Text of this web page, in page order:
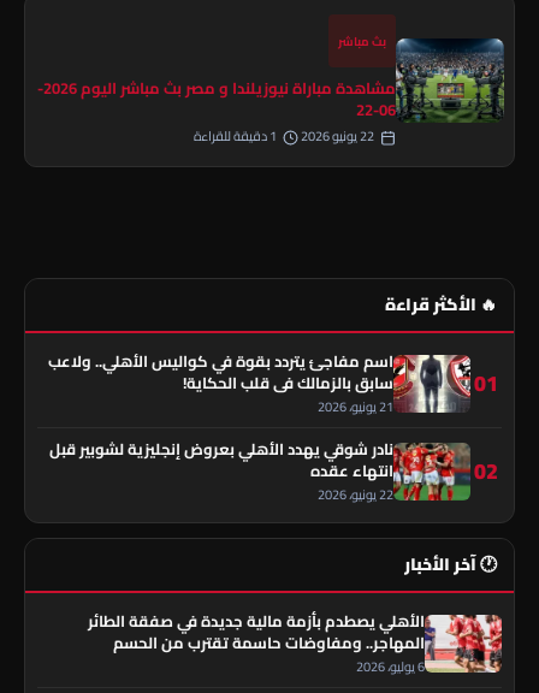
بث مباشر
مشاهدة مباراة نيوزيلندا و مصر بث مباشر اليوم 2026-
06-22
🔥 الأكثر قراءة
01
اسم مفاجئ يتردد بقوة في كواليس الأهلي.. ولاعب
سابق بالزمالك في قلب الحكاية!
21 يونيو، 2026
02
نادر شوقي يهدد الأهلي بعروض إنجليزية لشوبير قبل
انتهاء عقده
22 يونيو، 2026
🕐 آخر الأخبار
الأهلي يصطدم بأزمة مالية جديدة في صفقة الطائر
المهاجر.. ومفاوضات حاسمة تقترب من الحسم
6 يوليو، 2026